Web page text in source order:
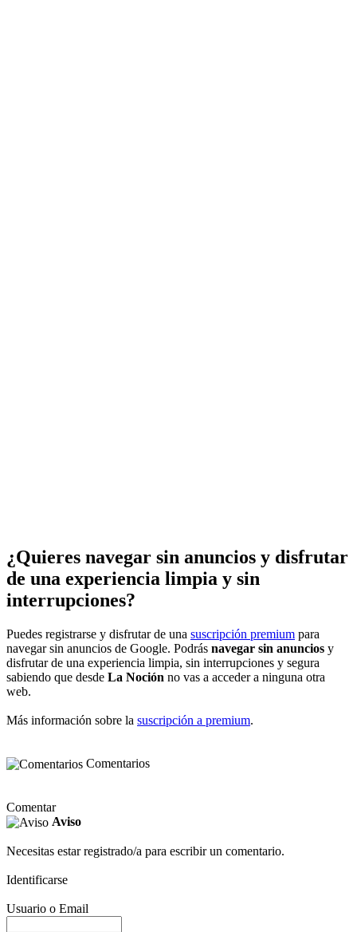
¿Quieres navegar sin anuncios y disfrutar
de una experiencia limpia y sin
interrupciones?
Puedes registrarse y disfrutar de una suscripción premium para
navegar sin anuncios de Google. Podrás navegar sin anuncios y
disfrutar de una experiencia limpia, sin interrupciones y segura
sabiendo que desde La Noción no vas a acceder a ninguna otra
web.
Más información sobre la suscripción a premium.
Comentarios
Comentar
Aviso
Necesitas estar registrado/a para escribir un comentario.
Identificarse
Usuario o Email